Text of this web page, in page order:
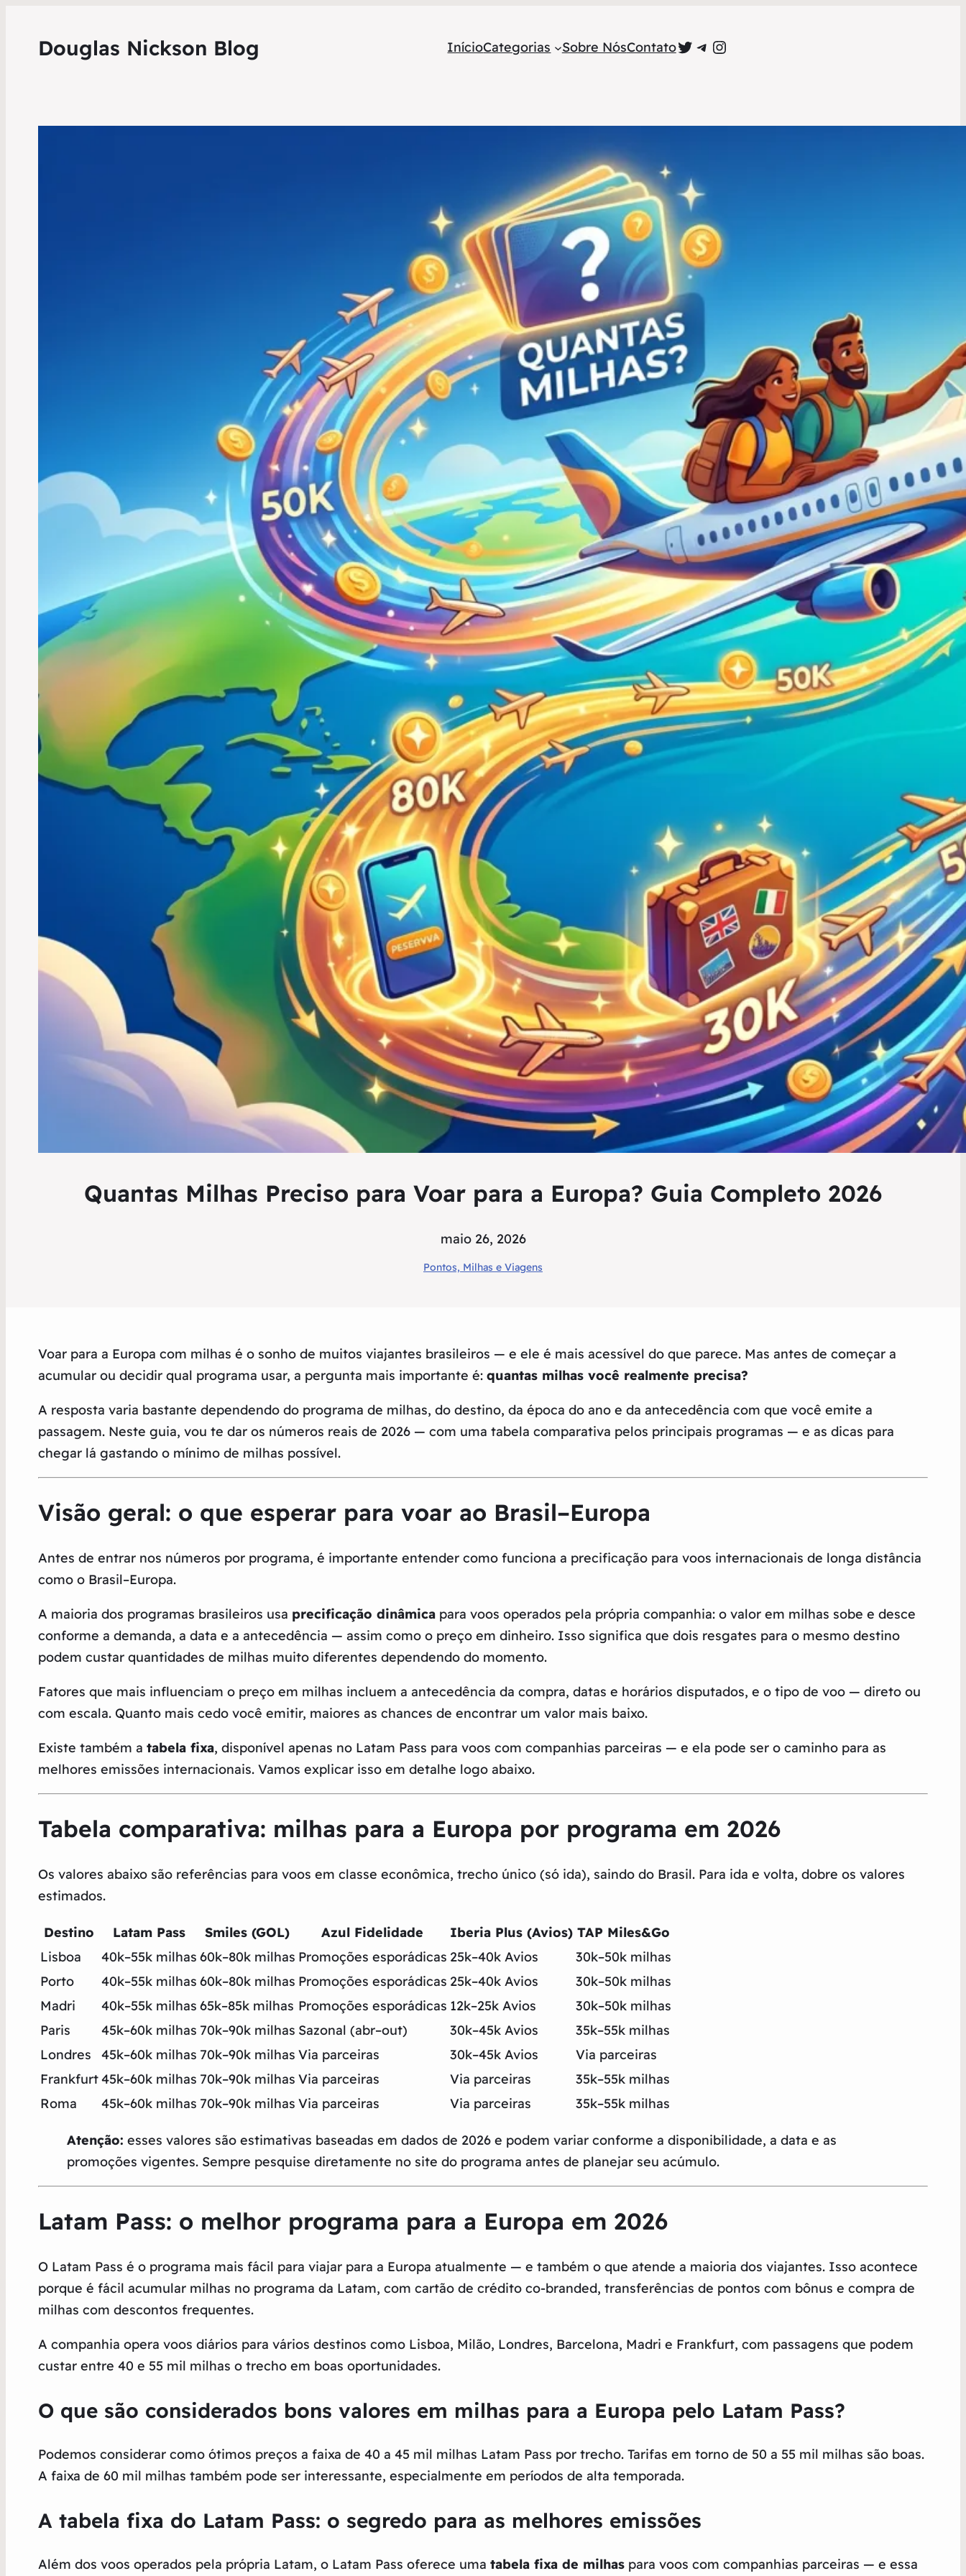
Douglas Nickson Blog InícioCategorias Sobre NósContatoPerfil Oficial no Twitter
Grupo Oficial no Telegram
Perfil Oficial no Instagram
Quantas Milhas Preciso para Voar para a Europa? Guia Completo 2026
maio 26, 2026
Pontos, Milhas e Viagens
Voar para a Europa com milhas é o sonho de muitos viajantes brasileiros — e ele é mais acessível do que parece. Mas antes de começar a
acumular ou decidir qual programa usar, a pergunta mais importante é: quantas milhas você realmente precisa?
A resposta varia bastante dependendo do programa de milhas, do destino, da época do ano e da antecedência com que você emite a
passagem. Neste guia, vou te dar os números reais de 2026 — com uma tabela comparativa pelos principais programas — e as dicas para
chegar lá gastando o mínimo de milhas possível.
Visão geral: o que esperar para voar ao Brasil–Europa
Antes de entrar nos números por programa, é importante entender como funciona a precificação para voos internacionais de longa distância
como o Brasil–Europa.
A maioria dos programas brasileiros usa precificação dinâmicapara voos operados pela própria companhia: o valor em milhas sobe e desce
conforme a demanda, a data e a antecedência — assim como o preço em dinheiro. Isso significa que dois resgates para o mesmo destino
podem custar quantidades de milhas muito diferentes dependendo do momento.
Fatores que mais influenciam o preço em milhas incluem a antecedência da compra, datas e horários disputados, e o tipo de voo — direto ou
com escala. Quanto mais cedo você emitir, maiores as chances de encontrar um valor mais baixo.
Existe também a tabela fixa, disponível apenas no Latam Pass para voos com companhias parceiras — e ela pode ser o caminho para as
melhores emissões internacionais. Vamos explicar isso em detalhe logo abaixo.
Tabela comparativa: milhas para a Europa por programa em 2026
Os valores abaixo são referências para voos em classe econômica, trecho único (só ida), saindo do Brasil. Para ida e volta, dobre os valores
estimados.
Destino Latam Pass Smiles (GOL) Azul Fidelidade Iberia Plus (Avios) TAP Miles&Go
Lisboa
40k–55k milhas 60k–80k milhas Promoções esporádicas 25k–40k Avios
30k–50k milhas
Porto
40k–55k milhas 60k–80k milhas Promoções esporádicas 25k–40k Avios
30k–50k milhas
Madri
40k–55k milhas 65k–85k milhas Promoções esporádicas 12k–25k Avios
30k–50k milhas
Paris
45k–60k milhas 70k–90k milhas Sazonal (abr–out) 30k–45k Avios
35k–55k milhas
Londres
45k–60k milhas 70k–90k milhas Via parceiras 30k–45k Avios
Via parceiras
Frankfurt45k–60k milhas 70k–90k milhas Via parceiras Via parceiras
35k–55k milhas
Roma
45k–60k milhas 70k–90k milhas Via parceiras Via parceiras 35k–55k milhas
Atenção: esses valores são estimativas baseadas em dados de 2026 e podem variar conforme a disponibilidade, a data e as
promoções vigentes. Sempre pesquise diretamente no site do programa antes de planejar seu acúmulo.
Latam Pass: o melhor programa para a Europa em 2026
O Latam Pass é o programa mais fácil para viajar para a Europa atualmente — e também o que atende a maioria dos viajantes. Isso acontece
porque é fácil acumular milhas no programa da Latam, com cartão de crédito co-branded, transferências de pontos com bônus e compra de
milhas com descontos frequentes.
A companhia opera voos diários para vários destinos como Lisboa, Milão, Londres, Barcelona, Madri e Frankfurt, com passagens que podem
custar entre 40 e 55 mil milhas o trecho em boas oportunidades.
O que são considerados bons valores em milhas para a Europa pelo Latam Pass?
Podemos considerar como ótimos preços a faixa de 40 a 45 mil milhas Latam Pass por trecho. Tarifas em torno de 50 a 55 mil milhas são boas.
A faixa de 60 mil milhas também pode ser interessante, especialmente em períodos de alta temporada.
A tabela fixa do Latam Pass: o segredo para as melhores emissões
Além dos voos operados pela própria Latam, o Latam Pass oferece uma tabela fixa de milhaspara voos com companhias parceiras — e essa